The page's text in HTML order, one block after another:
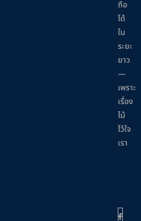
ถือ
ได้
ใน
ระยะ
ยาว
—
เพราะ
เรื่อง
ไม้
ไว้ใจ
เรา